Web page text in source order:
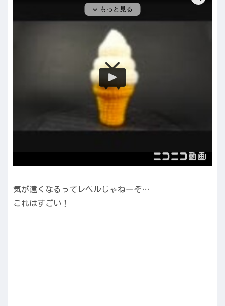
気が遠くなるってレベルじゃねーぞ…
これはすごい！